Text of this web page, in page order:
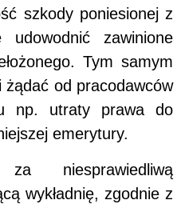
szkody poniesionej z
zawinione
Tym samym
od pracodawców
np. utraty prawa do
emerytury.
niesprawiedliwą
wykładnię, zgodnie z